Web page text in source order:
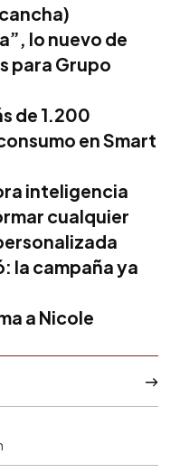
lo nuevo de
para Grupo
de 1.200
en Smart
inteligencia
cualquier
la campaña ya
a Nicole